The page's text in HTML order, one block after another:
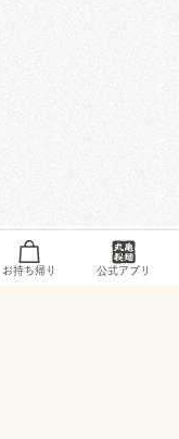
お持ち帰り 公式アプリ
原田3-7-39